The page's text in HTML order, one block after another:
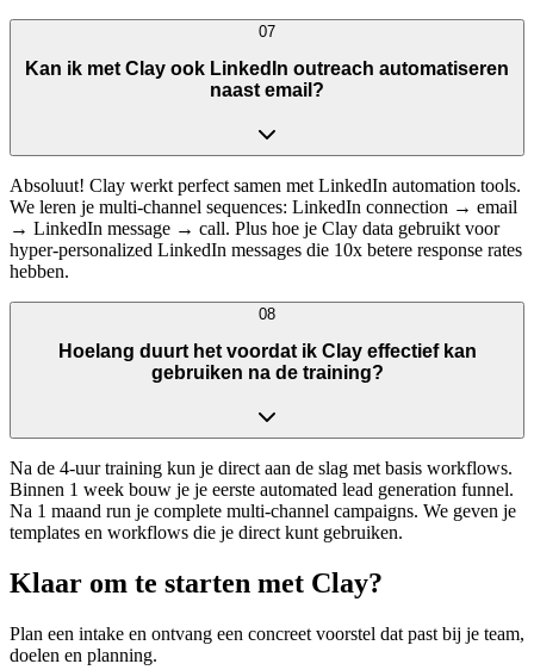
07
Kan ik met Clay ook LinkedIn outreach automatiseren
naast email?
Absoluut! Clay werkt perfect samen met LinkedIn automation tools.
We leren je multi-channel sequences: LinkedIn connection → email
→ LinkedIn message → call. Plus hoe je Clay data gebruikt voor
hyper-personalized LinkedIn messages die 10x betere response rates
hebben.
08
Hoelang duurt het voordat ik Clay effectief kan
gebruiken na de training?
Na de 4-uur training kun je direct aan de slag met basis workflows.
Binnen 1 week bouw je je eerste automated lead generation funnel.
Na 1 maand run je complete multi-channel campaigns. We geven je
templates en workflows die je direct kunt gebruiken.
Klaar om te starten met Clay?
Plan een intake en ontvang een concreet voorstel dat past bij je team,
doelen en planning.